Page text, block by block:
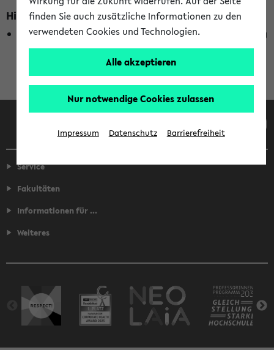
Hinweise zur Liste
Die Anzeige ist semesterübergreifend und nicht abhängig
vom im eKVV gewählten Semester.
Facebook Instagram LinkedIn TikTok
Service
Fakultäten
Informationen für ...
Weiteres
finden Sie auch zusätzliche Informationen zu den
verwendeten Cookies und Technologien.
Alle akzeptieren
Nur notwendige Cookies zulassen
Impressum Datenschutz Barrierefreiheit